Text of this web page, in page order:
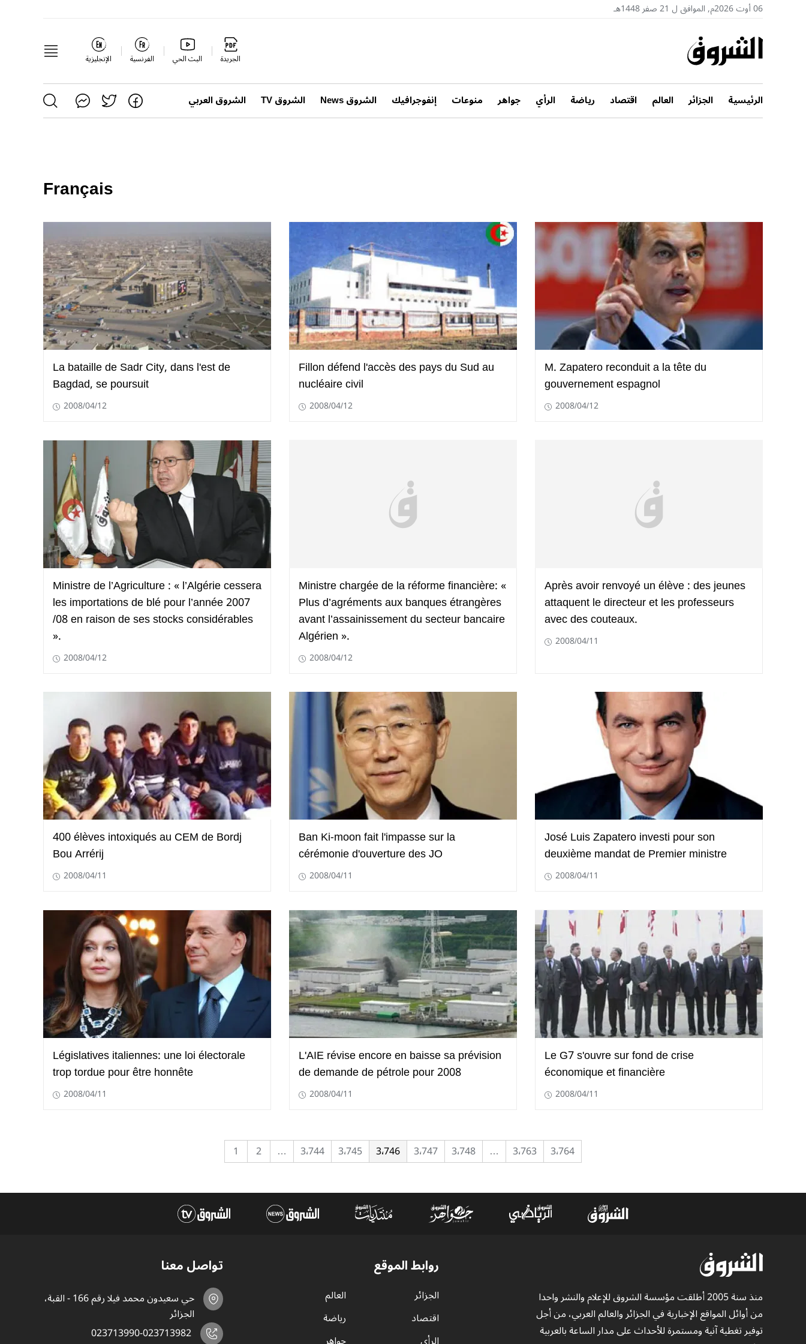
06 أوت 2026م, الموافق ل 21 صفر 1448هـ
الجريدة البث الحي الفرنسية الإنجليزية
الرئيسية الجزائر العالم اقتصاد رياضة الرأي جواهر منوعات إنفوجرافيك الشروق News الشروق TV الشروق العربي
Français
La bataille de Sadr City, dans l'est de
Bagdad, se poursuit
2008/04/12
Fillon défend l'accès des pays du Sud au
nucléaire civil
2008/04/12
M. Zapatero reconduit a la tête du
gouvernement espagnol
2008/04/12
Ministre de l’Agriculture : « l’Algérie cessera
les importations de blé pour l’année 2007
/08 en raison de ses stocks considérables
».
2008/04/12
Ministre chargée de la réforme financière: «
Plus d’agréments aux banques étrangères
avant l’assainissement du secteur bancaire
Algérien ».
2008/04/12
Après avoir renvoyé un élève : des jeunes
attaquent le directeur et les professeurs
avec des couteaux.
2008/04/11
400 élèves intoxiqués au CEM de Bordj
Bou Arrérij
2008/04/11
Ban Ki-moon fait l'impasse sur la
cérémonie d'ouverture des JO
2008/04/11
José Luis Zapatero investi pour son
deuxième mandat de Premier ministre
2008/04/11
Législatives italiennes: une loi électorale
trop tordue pour être honnête
2008/04/11
L'AIE révise encore en baisse sa prévision
de demande de pétrole pour 2008
2008/04/11
Le G7 s'ouvre sur fond de crise
économique et financière
2008/04/11
1 2 … 3٬744 3٬745 3٬746 3٬747 3٬748 … 3٬763 3٬764
منذ سنة 2005 أطلقت مؤسسة الشروق للإعلام والنشر واحدا
من أوائل المواقع الإخبارية في الجزائر والعالم العربي، من أجل
توفير تغطية آنية ومستمرة للأحداث على مدار الساعة بالعربية
روابط الموقع
الجزائر
العالم
اقتصاد
رياضة
تواصل معنا
حي سعيدون محمد فيلا رقم 166 - القبة،
الجزائر
023713990-023713982